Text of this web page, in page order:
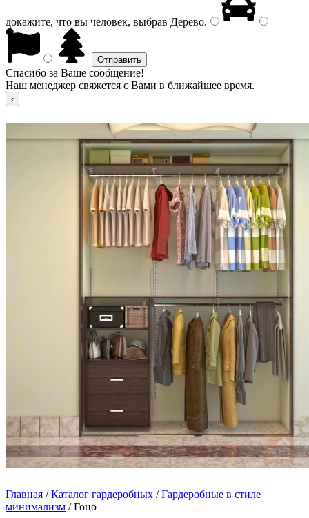
докажите, что вы человек, выбрав Дерево.
Спасибо за Ваше сообщение!
Наш менеджер свяжется с Вами в ближайшее время.
Главная /Каталог гардеробных /Гардеробные в стиле
минимализм / Гоцо